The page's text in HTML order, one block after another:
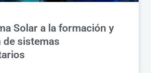
Solar a la formación y
de sistemas